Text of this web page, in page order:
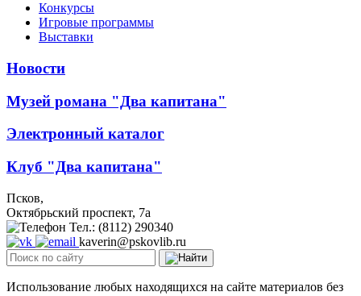
Конкурсы
Игровые программы
Выставки
Новости
Музей романа "Два капитана"
Электронный каталог
Клуб "Два капитана"
Псков,
Октябрьский проспект, 7a
Тел.: (8112) 290340
kaverin@pskovlib.ru
Использование любых находящихся на сайте материалов без